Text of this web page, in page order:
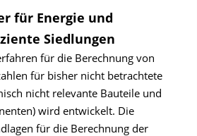
für Energie und
Siedlungen
für die Berechnung von
für bisher nicht betrachtete
nicht relevante Bauteile und
wird entwickelt. Die
für die Berechnung der